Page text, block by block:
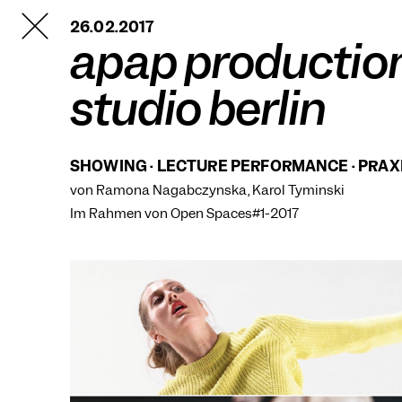
TANZFABRIK
BERLIN26.02.2017
apap
studio berlin
SHOWING · LECTURE PERFORMANCE ·
von Ramona Nagabczynska, Karol Tyminski
Im Rahmen von Open Spaces#1-2017